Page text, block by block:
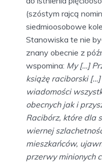
(szóstym rajcą
siedmioosobowe
Stanowiska te nie
znany obecnie z
wspomina: My […]
książę raciborski
wiadomości
obecnych jak i
Racibórz, które dla
wiernej
mieszkańców,
przerwy minionych